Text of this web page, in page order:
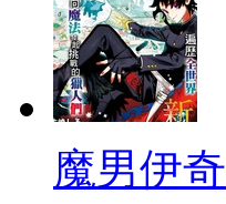
魔男伊奇